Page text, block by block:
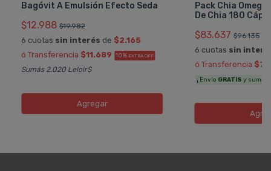
Bagóvit A Emulsión Efecto Seda
$12.988 $19.982
6 cuotas sin interés de $2.165
ó Transferencia $11.689 10% EXTRA OFF
Sumás 2.020 Leloir$
Agregar
Pack Chia
De Chia 180
$83.637 $96.135
6 cuotas sin
ó Transferencia
¡ Envío GRATIS y sumás